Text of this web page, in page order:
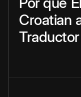
Croatian
Traductor